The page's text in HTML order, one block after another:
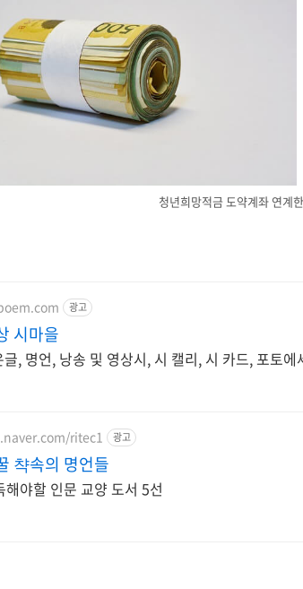
청년희망적금 도약계좌 연계
광고
따뜻한 세상 시마을
, 명언, 낭송 및 영상시, 시 캘리, 시 카드, 포토에
ritec1 광고
챡속의 명언들
야할 인문 교양 도서 5선